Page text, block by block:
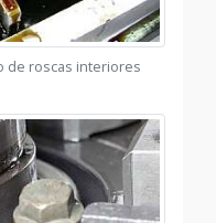
de roscas interiores